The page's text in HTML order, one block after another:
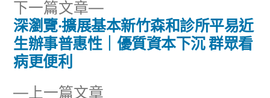
文
章
導 上一篇文章
下一篇文章
下
一
篇
深瀏覽·擴展基本新竹森和診所平易近
生辦事普惠性｜優質資本下沉 群眾看
病更便利